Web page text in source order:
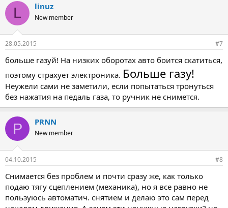
L linuz
New member
28.05.2015 #7
больше газуй! На низких оборотах авто боится скатиться,
поэтому страхует электроника. Больше газу!
Неужели сами не заметили, если попытаться тронуться
без нажатия на педаль газа, то ручник не снимется.
P PRNN
New member
04.10.2015 #8
Снимается без проблем и почти сразу же, как только
подаю тягу сцеплением (механика), но я все равно не
пользуюсь автоматич. снятием и делаю это сам перед